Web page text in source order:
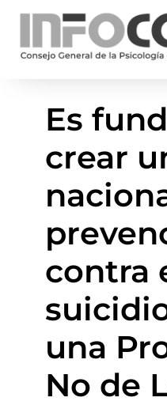
Es
crear
contra
una
No de